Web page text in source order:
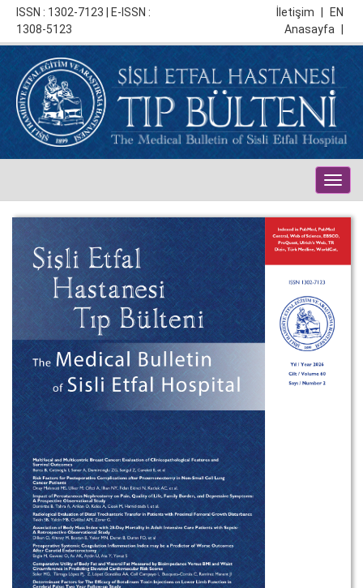
ISSN : 1302-7123 | E-ISSN :
1308-5123
EN
İletişim
Anasayfa